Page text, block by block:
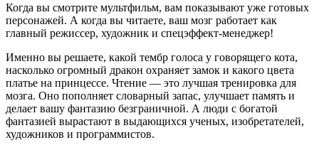
Когда вы смотрите мультфильм, вам показывают уже готовых
персонажей. А когда вы читаете, ваш мозг работает как
главный режиссер, художник и спецэффект-менеджер!
Именно вы решаете, какой тембр голоса у говорящего кота,
насколько огромный дракон охраняет замок и какого цвета
платье на принцессе. Чтение — это лучшая тренировка для
мозга. Оно пополняет словарный запас, улучшает память и
делает вашу фантазию безграничной. А люди с богатой
фантазией вырастают в выдающихся ученых, изобретателей,
художников и программистов.